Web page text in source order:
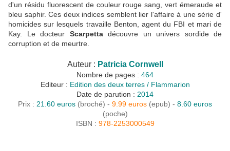
d'un résidu fluorescent de couleur rouge sang, vert émeraude et
bleu saphir. Ces deux indices semblent lier l'affaire à une série d'
homicides sur lesquels travaille Benton, agent du FBI et mari de
Kay. Le docteur Scarpettadécouvre un univers sordide de
corruption et de meurtre.
Auteur : Patricia Cornwell
Nombre de pages : 464
Editeur : Edition des deux terres / Flammarion
Date de parution : 2014
Prix : 21.60 euros (broché) - 9.99 euros (epub) - 8.60 euros
(poche)
ISBN : 978-2253000549